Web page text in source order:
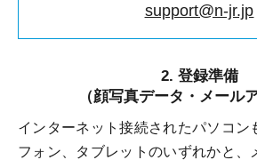
support@n-jr.jp
登録準備
（顔写真データ・メール
インターネット接続されたパソコン
フォン、タブレットのいずれかと、